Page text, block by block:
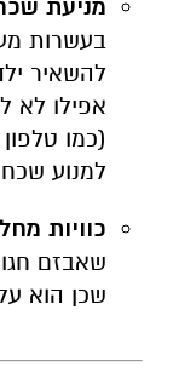
מניעת
בעשרות
להשאיר
אפילו לא
(כמו
למנוע
כוויות
שאבזם
שכן הוא